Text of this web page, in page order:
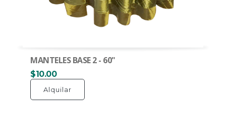
MANTELES BASE 2 - 60"
$10.00
Alquilar